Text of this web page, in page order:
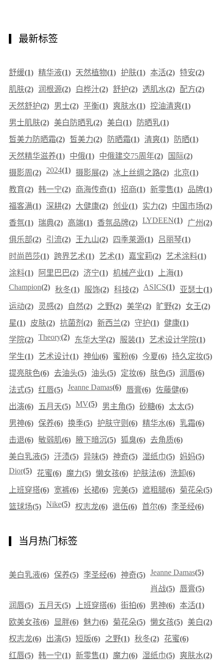
最新标签
舒缓(1) 精华液(1) 天然植物(1) 护肤(1) 本活(2) 特安(2)
肌肤(2) 润根源(2) 白桦汁(2) 舒护(2) 透肌水(2) 配方(2)
天然舒护(2) 男士(2) 平衡(1) 爽肤水(1) 控油清爽(1)
男士肌肤(2) 美白防晒乳(2) 美白(1) 防晒乳(1)
皙美力防晒霜(2) 皙美力(2) 防晒霜(1) 清爽(1) 防晒(1)
天然精华滋养(1) 中俄(1) 中俄建交75周年(2) 国际(2)
摄影周 (2) 2024(1) 摄影展(2) 冰上丝绸之路(2) 北京(1)
教育(2) 韩一宁(2) 商海传奇(1) 招商(1) 新零售(1) 品牌(1)
福客满(1) 深耕(2) 大健康(2) 创业(1) 实力(2) 中国市场(2)
香氛(1) 瑞典(2) 高端(1) 香氛品牌(2) LYDEEN(1) 广州(2)
俱乐部(2) 引流(2) 王九山(2) 四季莱源(1) 吕丽琴(1)
时尚芭莎(1) 跨界艺术(1) 艺术(1) 嘉宝莉(2) 艺术涂料(1)
涂料(1) 阿里巴巴(2) 济宁(1) 机械产业(1) 上海(1)
Champion(2) 秋冬(1) 服饰(2) 科技(2) ASICS(1) 亚瑟士(1)
运动(2) 灵感(2) 自然(2) 之野(2) 美学(2) 旷野(2) 女王(2)
星(1) 皮肤(2) 抗菌剂 (2) 新西兰(2) 守护(1) 健康(1)
学院(2) Theory(2) 东华大学(2) 服装(1) 艺术设计学院(1)
学生(1) 艺术设计(1) 神仙(6) 蜜粉(6) 今夏(6) 持久定妆(5)
提亮肤色(6) 去油头(5) 油头(5) 定妆(6) 肤色(5) 润唇(6)
法式(5) 红唇(5) Jeanne Damas(6) 唇膏(6) 佐藤健(6)
出演(6) 五月天(5) MV(5) 男主角(5) 砂糖(6) 太太(5)
男神(6) 保养(6) 换季(5) 护肤守则 (6) 精华水(6) 乳霜(6)
击退(6) 敏弱肌(6) 腋下暗沉(5) 狐臭(6) 去角质(6)
美白乳液(5) 汗渍(5) 异味(5) 神奇(5) 湿纸巾(5) 妈妈(5)
Dior(5) 花蜜(6) 魔力(5) 懒女孩(6) 护肤法(6) 洗卸(6)
上班穿搭(6) 宽裤(6) 长裙(6) 完美(5) 遮粗腿(6) 菊花朵(5)
篮球场(5) Nike(5) 权志龙(6) 退伍(6) 首尔(6) 李圣经(6)
当月热门标签
美白乳液(6) 保养(5) 李圣经(6) 神奇(5) Jeanne Damas(5)
肖战(5) 唇膏(5)
润唇(5) 五月天(5) 上班穿搭(6) 街拍(6) 男神(6) 本活(1)
欧美女孩(6) 显胖(6) 魅力(6) 菊花朵(5) 懒女孩(5) 美白(2)
权志龙(6) 出演(5) 短版(6) 之野(1) 秋冬(2) 花蜜(6)
红唇(5) 韩一宁(1) 新零售(1) 魔力(6) 湿纸巾(5) 爽肤水(2)